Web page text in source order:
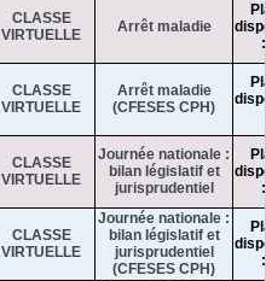
CLASSE
VIRTUELLE
Arrêt maladie
CLASSE
VIRTUELLE
Arrêt maladie
(CFESES CPH)
CLASSE
VIRTUELLE
Journée nationale :
bilan législatif et
jurisprudentiel
CLASSE
VIRTUELLE
Journée nationale :
bilan législatif et
jurisprudentiel
(CFESES CPH)